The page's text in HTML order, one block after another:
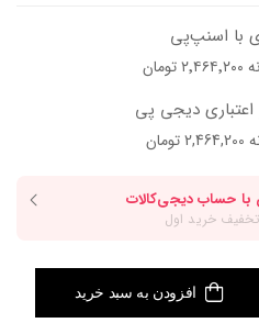
خوب ست میشه، هم برای سفر،
باشی انتخاب مناسبیه.
با اسنپ‌پی
دیجی پی
افزودن به سبد خرید